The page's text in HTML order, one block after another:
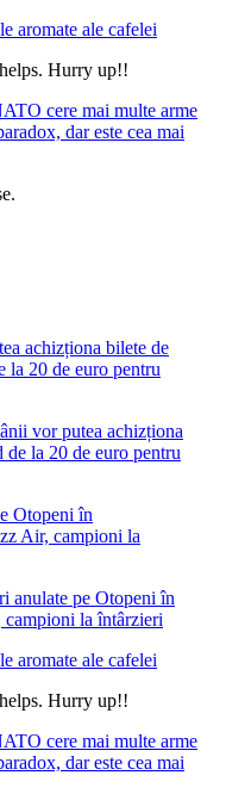
aromate ale cafelei
Hurry up!!
cere mai multe arme
dar este cea mai
vor putea achizționa
la 20 de euro pentru
anulate pe Otopeni în
la întârzieri
aromate ale cafelei
Hurry up!!
cere mai multe arme
dar este cea mai